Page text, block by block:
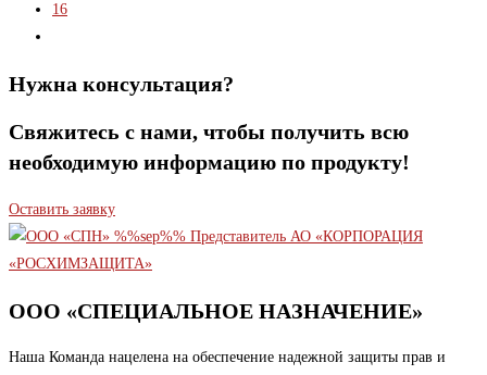
16
Нужна консультация?
Свяжитесь с нами, чтобы получить всю
необходимую информацию по продукту!
Оставить заявку
ООО «СПЕЦИАЛЬНОЕ НАЗНАЧЕНИЕ»
Наша Команда нацелена на обеспечение надежной защиты прав и